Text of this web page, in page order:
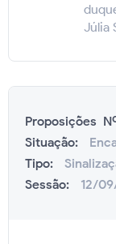
Júlia
Proposições
Situação:
Tipo:
Sessão:
12/